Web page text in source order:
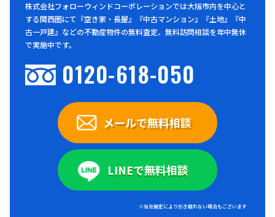
株式会社フォローウィンドコーポレーションでは大阪市内を中心と
する関西圏にて『空き家・長屋』『中古マンション』『土地』『中
古一戸建』などの不動産物件の無料査定、無料訪問相談を年中無休
で実施中です。
0120-618-050
メールで無料相談
LINEで無料相談
※当社規定により引き取れない場合もございます